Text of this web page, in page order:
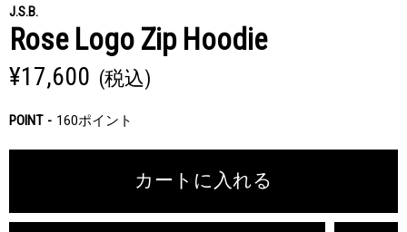
J.S.B.
Rose Logo Zip Hoodie
¥17,600 (税込)
POINT 160ポイント
カートに入れる